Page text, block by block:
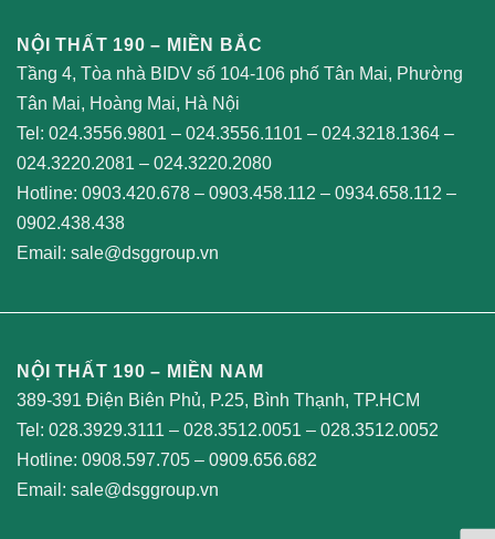
NỘI THẤT 190 – MIỀN BẮC
Tầng 4, Tòa nhà BIDV số 104-106 phố Tân Mai, Phường
Tân Mai, Hoàng Mai, Hà Nội
Tel: 024.3556.9801 – 024.3556.1101 – 024.3218.1364 –
024.3220.2081 – 024.3220.2080
Hotline: 0903.420.678 – 0903.458.112 – 0934.658.112 –
0902.438.438
Email: sale@dsggroup.vn
NỘI THẤT 190 – MIỀN NAM
389-391 Điện Biên Phủ, P.25, Bình Thạnh, TP.HCM
Tel: 028.3929.3111 – 028.3512.0051 – 028.3512.0052
Hotline: 0908.597.705 – 0909.656.682
Email: sale@dsggroup.vn